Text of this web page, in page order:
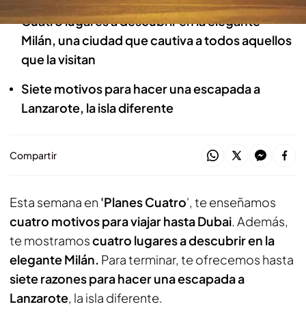
Cuatro lugares a descubrir en la elegante
Milán, una ciudad que cautiva a todos aquellos
que la visitan
Siete motivos para hacer una escapada a
Lanzarote, la isla diferente
Compartir
Esta semana en 'Planes Cuatro', te enseñamos
cuatro motivos para viajar hasta Dubai. Además,
te mostramoscuatro lugares a descubrir en la
elegante Milán. Para terminar, te ofrecemos hasta
siete razones para hacer una escapada a
Lanzarote, la isla diferente.